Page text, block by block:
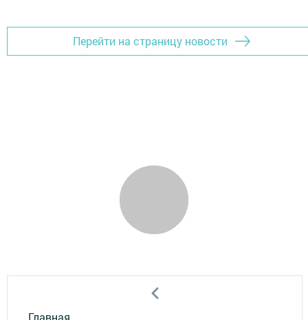
Перейти на страницу новости
Главная